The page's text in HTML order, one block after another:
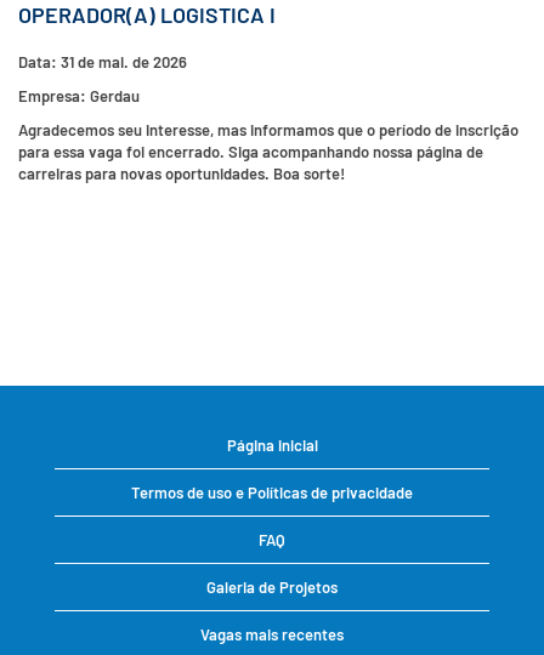
OPERADOR(A) LOGISTICA I
Data: 31 de mai. de 2026
Empresa: Gerdau
Agradecemos seu interesse, mas informamos que o período de inscrição
para essa vaga foi encerrado. Siga acompanhando nossa página de
carreiras para novas oportunidades. Boa sorte!
Página inicial
Termos de uso e Políticas de privacidade
FAQ
Galeria de Projetos
Vagas mais recentes